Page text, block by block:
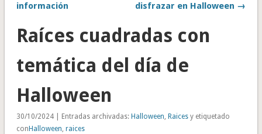
información
disfrazar en Halloween →
Raíces cuadradas con
temática del día de
Halloween
30/10/2024 | Entradas archivadas: Halloween, Raicesy etiquetado
con Halloween, raices